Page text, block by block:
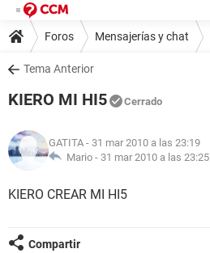
Foros Mensajerías y chat
Tema Anterior
KIERO MI HI5 Cerrado
GATITA - 31 mar 2010 a las 23:19
Mario - 31 mar 2010 a las 23:25
KIERO CREAR MI HI5
Compartir